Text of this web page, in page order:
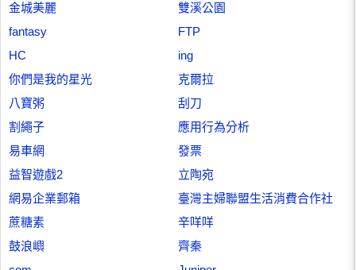
金城美麗
雙溪公園
fantasy
FTP
HC
ing
你們是我的星光
克爾拉
八寶粥
刮刀
割繩子
應用行為分析
易車網
發票
益智遊戲2
立陶宛
網易企業郵箱
臺灣主婦聯盟生活消費合作社
蔗糖素
辛咩咩
鼓浪嶼
齊秦